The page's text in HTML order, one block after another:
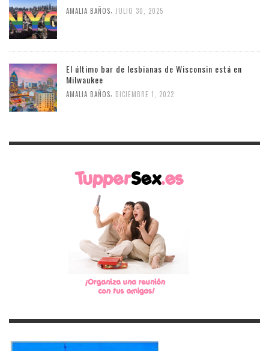
AMALIA BAÑOS, JULIO 30, 2025
El último bar de lesbianas de Wisconsin está en
Milwaukee
AMALIA BAÑOS, DICIEMBRE 1, 2022